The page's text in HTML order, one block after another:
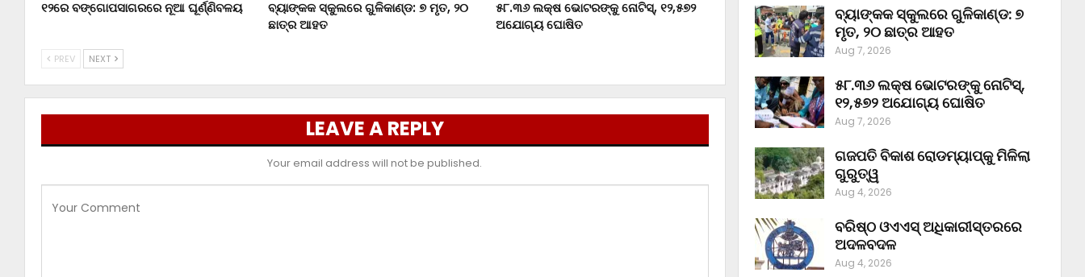
୧୨ରେ ବଙ୍ଗୋପସାଗରରେ ନୂଆ ଘୂର୍ଣ୍ଣିବଳୟ
ବ୍ୟାଙ୍କକ ସ୍କୁଲରେ ଗୁଳିକାଣ୍ଡ: ୭ ମୃତ, ୨୦
ଛାତ୍ର ଆହତ
୫୮.୩୬ ଲକ୍ଷ ଭୋଟରଙ୍କୁ ନୋଟିସ୍‌, ୧୨,୫୭୨
ଅଯୋଗ୍ୟ ଘୋଷିତ
PREV NEXT
LEAVE A REPLY
Your email address will not be published.
ବ୍ୟାଙ୍କକ ସ୍କୁଲରେ ଗୁଳିକାଣ୍ଡ: ୭
ମୃତ, ୨୦ ଛାତ୍ର ଆହତ
Aug 7, 2026
୫୮.୩୬ ଲକ୍ଷ ଭୋଟରଙ୍କୁ ନୋଟିସ୍‌,
୧୨,୫୭୨ ଅଯୋଗ୍ୟ ଘୋଷିତ
Aug 7, 2026
ଗଜପତି ବିକାଶ ରୋଡମ୍ୟାପ୍‌କୁ ମିଳିଲା
ଗୁରୁତ୍ୱ
Aug 4, 2026
ବରିଷ୍ଠ ଓଏଏସ୍‌ ଅଧିକାରୀସ୍ତରରେ
ଅଦଳବଦଳ
Aug 4, 2026